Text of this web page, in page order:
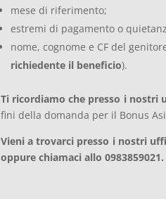
mese di riferimento;
estremi di pagamento o
nome, cognome e CF del
richiedente il beneficio).
Ti ricordiamo che presso i nostri
fini della domanda per il Bonus
Vieni a trovarci presso i nostri
oppure chiamaci allo 0983859021.